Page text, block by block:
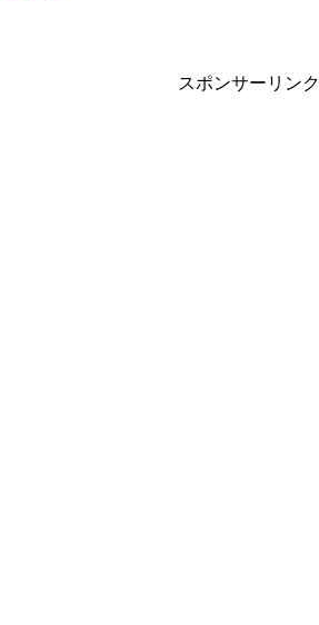
スポンサーリンク